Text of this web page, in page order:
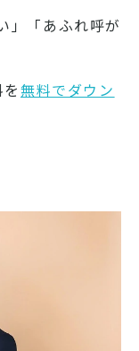
」「あふれ呼が
無料でダウン